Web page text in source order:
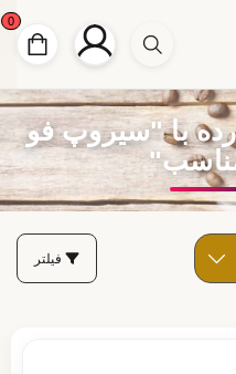
0
با "سیروپ فو
فیلتر